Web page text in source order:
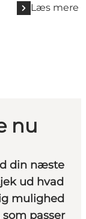
Læs mere
nu
din næste
ud hvad
mulighed
passer